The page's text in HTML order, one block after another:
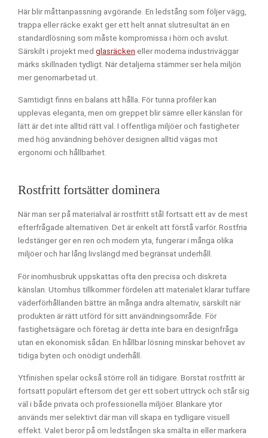
Här blir måttanpassning avgörande. En ledstång som följer vägg,
trappa eller räcke exakt ger ett helt annat slutresultat än en
standardlösning som måste kompromissa i hörn och avslut.
Särskilt i projekt med glasräcken eller moderna industriväggar
märks skillnaden tydligt. När detaljerna stämmer ser hela miljön
mer genomarbetad ut.
Samtidigt finns en balans att hålla. För tunna profiler kan
upplevas eleganta, men om greppet blir sämre eller känslan för
lätt är det inte alltid rätt val. I offentliga miljöer och fastigheter
med hög användning behöver designen alltid vägas mot
ergonomi och hållbarhet.
Rostfritt fortsätter dominera
När man ser på materialval är rostfritt stål fortsatt ett av de mest
efterfrågade alternativen. Det är enkelt att förstå varför. Rostfria
ledstänger ger en ren och modern yta, fungerar i många olika
miljöer och har lång livslängd med begränsat underhåll.
För inomhusbruk uppskattas ofta den precisa och diskreta
känslan. Utomhus tillkommer fördelen att materialet klarar tuffare
väderförhållanden bättre än många andra alternativ, särskilt när
produkten är rätt utförd för sitt användningsområde. För
fastighetsägare och företag är detta inte bara en designfråga
utan en ekonomisk sådan. En hållbar lösning minskar behovet av
tidiga byten och onödigt underhåll.
Ytfinishen spelar också större roll än tidigare. Borstat rostfritt är
fortsatt populärt eftersom det ger ett sobert uttryck och står sig
väl i både privata och professionella miljöer. Blankare ytor
används mer selektivt där man vill skapa en tydligare visuell
effekt. Valet beror på om ledstången ska smälta in eller markera